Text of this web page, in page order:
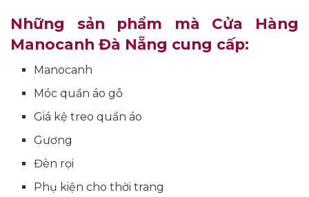
Những sản phẩm mà Cửa Hàng
Manocanh Đà Nẵng cung cấp:
Manocanh
Móc quần áo gỗ
Giá kệ treo quần áo
Gương
Đèn rọi
Phụ kiện cho thời trang